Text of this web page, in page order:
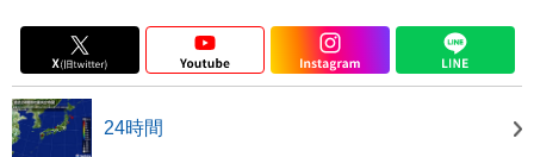
24時間